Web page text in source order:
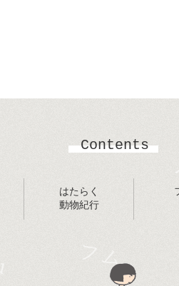
Contents
はたらく
動物紀行